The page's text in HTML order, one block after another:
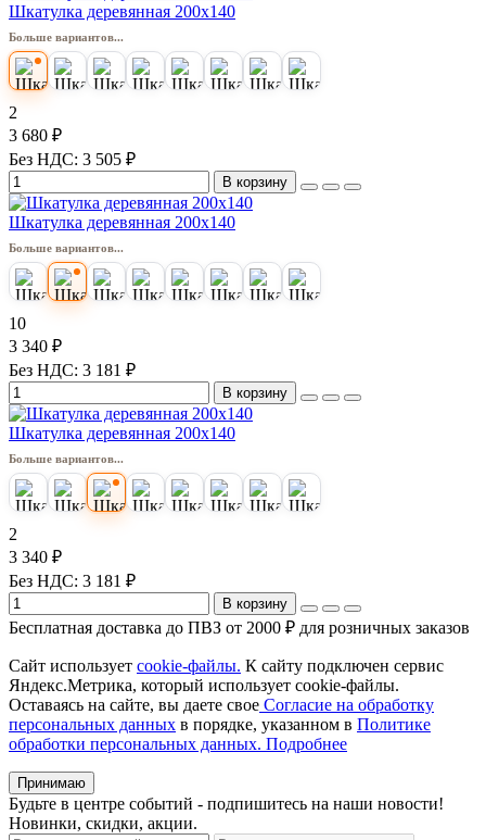
Шкатулка деревянная 200х140
Больше вариантов...
2
3 680 ₽
Без НДС: 3 505 ₽
В корзину
Шкатулка деревянная 200х140
Больше вариантов...
10
3 340 ₽
Без НДС: 3 181 ₽
В корзину
Шкатулка деревянная 200х140
Больше вариантов...
2
3 340 ₽
Без НДС: 3 181 ₽
В корзину
Бесплатная доставка до ПВЗ от 2000 ₽ для розничных заказов
Сайт использует cookie-файлы. К cайту подключен сервис
Яндекс.Метрика, который использует cookie-файлы.
Оставаясь на сайте, вы даете свое Согласие на обработку
персональных данных в порядке, указанном в Политике
обработки персональных данных. Подробнее
Принимаю
Будьте в центре событий - подпишитесь на наши новости!
Новинки, скидки, акции.